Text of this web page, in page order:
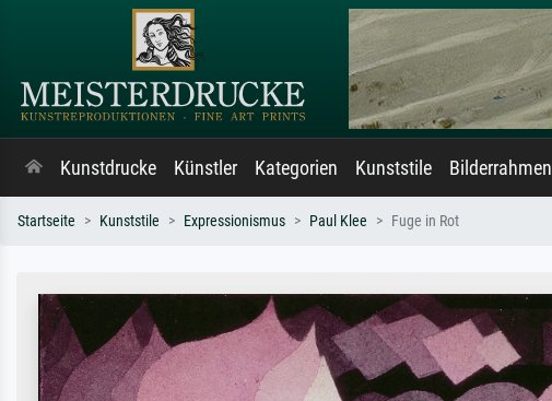
Kunstdrucke Künstler Kategorien Kunststile Bilderrahmen
Startseite Kunststile Expressionismus Paul Klee Fuge in Rot